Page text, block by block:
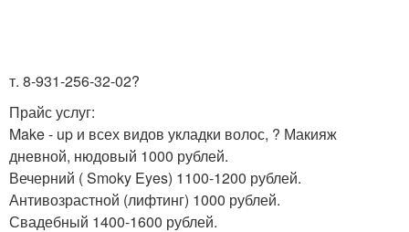
т. 8-931-256-32-02?
Прайс услуг:
Make - up и всех видов укладки волос, ? Макияж
дневной, нюдовый 1000 рублей.
Вечерний ( Smoky Eyes) 1100-1200 рублей.
Антивозрастной (лифтинг) 1000 рублей.
Свадебный 1400-1600 рублей.